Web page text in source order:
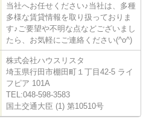
当社へお任せください♪当社は、多種
多様な賃貸情報を取り扱っておりま
す♪ご要望や不明な点などございまし
たら、お気軽にご連絡ください(^o^)
株式会社ハウスリスタ
埼玉県行田市棚田町１丁目42-5 ライ
フピア 101A
TEL:048-598-3583
国土交通大臣 (1) 第10510号